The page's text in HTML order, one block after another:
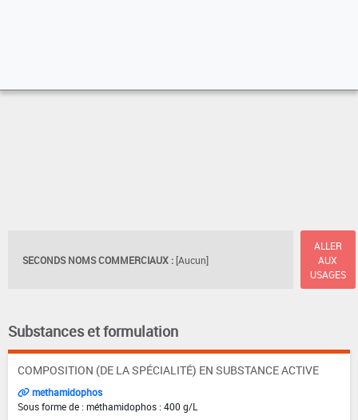
SECONDS NOMS COMMERCIAUX : [Aucun]
ALLER
AUX
USAGES
Substances et formulation
COMPOSITION (DE LA SPÉCIALITÉ) EN SUBSTANCE ACTIVE
methamidophos
Sous forme de : méthamidophos : 400 g/L